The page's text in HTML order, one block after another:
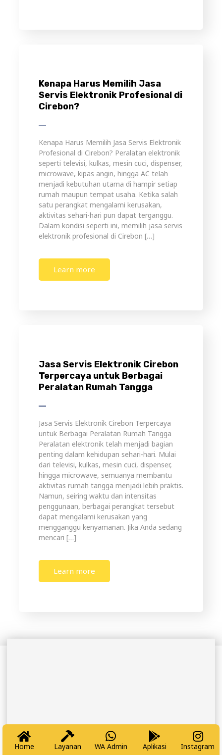
Kenapa Harus Memilih Jasa
Servis Elektronik Profesional di
Cirebon?
Kenapa Harus Memilih Jasa Servis Elektronik
Profesional di Cirebon? Peralatan elektronik
seperti televisi, kulkas, mesin cuci, dispenser,
microwave, kipas angin, hingga AC telah
menjadi kebutuhan utama di hampir setiap
rumah maupun tempat usaha. Ketika salah
satu perangkat mengalami kerusakan,
aktivitas sehari-hari pun dapat terganggu.
Dalam kondisi seperti ini, memilih jasa servis
elektronik profesional di Cirebon […]
Learn more
Jasa Servis Elektronik Cirebon
Terpercaya untuk Berbagai
Peralatan Rumah Tangga
Jasa Servis Elektronik Cirebon Terpercaya
untuk Berbagai Peralatan Rumah Tangga
Peralatan elektronik telah menjadi bagian
penting dalam kehidupan sehari-hari. Mulai
dari televisi, kulkas, mesin cuci, dispenser,
hingga microwave, semuanya membantu
aktivitas rumah tangga menjadi lebih praktis.
Namun, seiring waktu dan intensitas
penggunaan, berbagai perangkat tersebut
dapat mengalami kerusakan yang
mengganggu kenyamanan. Jika Anda sedang
mencari […]
Learn more
Tukang Datang – Keluarga Tenang
Home Layanan WA Admin Aplikasi Instagram